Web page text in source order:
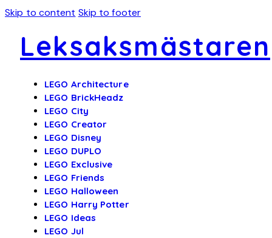
Skip to content Skip to footer
Leksaksmästaren
LEGO Architecture
LEGO BrickHeadz
LEGO City
LEGO Creator
LEGO Disney
LEGO DUPLO
LEGO Exclusive
LEGO Friends
LEGO Halloween
LEGO Harry Potter
LEGO Ideas
LEGO Jul